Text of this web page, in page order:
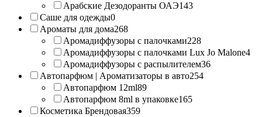
Арабские Дезодоранты ОАЭ143
Саше для одежды0
Ароматы для дома268
Аромадиффузоры с палочками228
Аромадиффузоры с палочками Lux Jo Malone4
Аромадиффузоры с распылителем36
Автопарфюм | Ароматизаторы в авто254
Автопарфюм 12ml89
Автопарфюм 8ml в упаковке165
Косметика Брендовая359